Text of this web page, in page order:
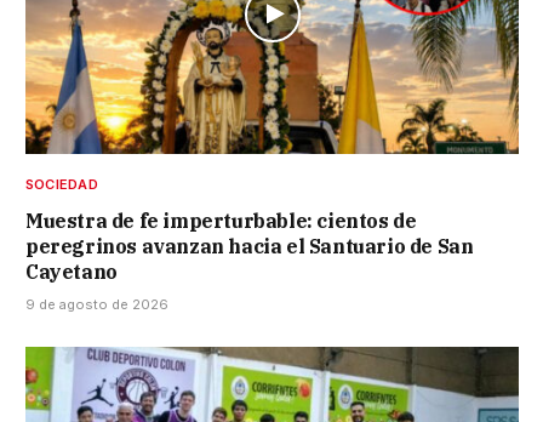
SOCIEDAD
Muestra de fe imperturbable: cientos de
peregrinos avanzan hacia el Santuario de San
Cayetano
9 de agosto de 2026